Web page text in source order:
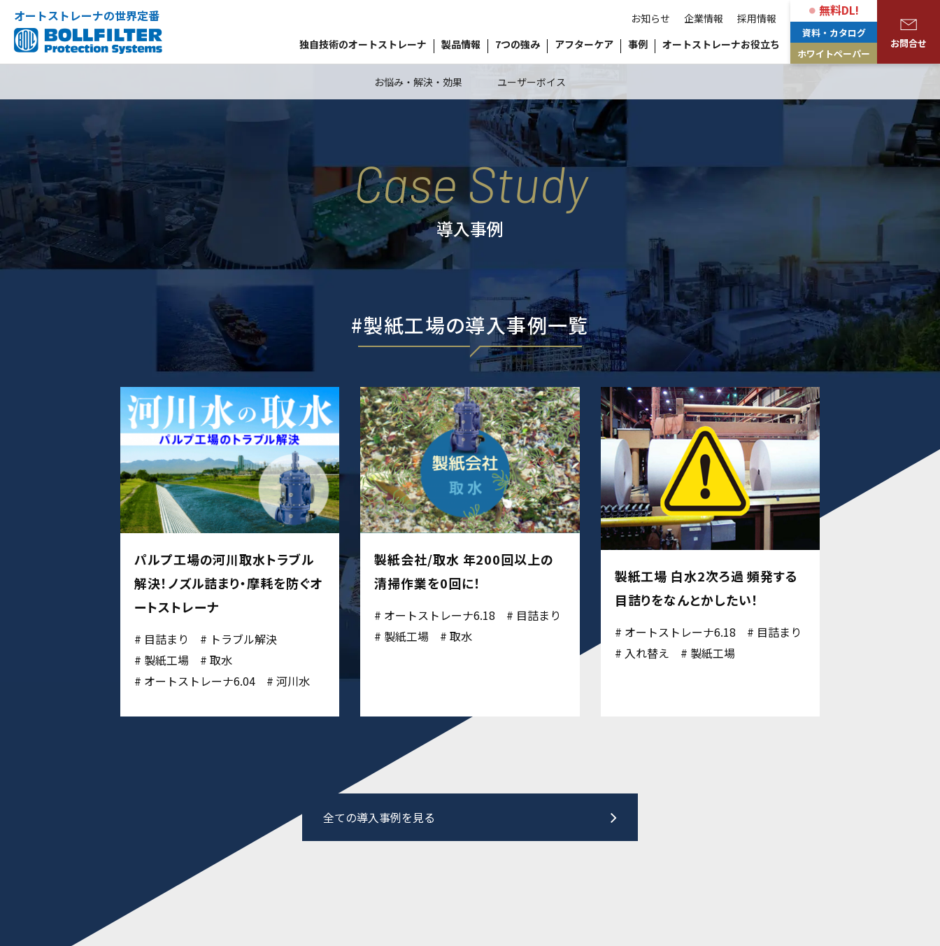
オートストレーナの世界定番 お知らせ 企業情報
採用情報
独自技術のオートストレーナ
製品情報 7つの強み アフターケア 事例 オートストレーナお役立ち
無料DL!
資料・カタログ
ホワイトペーパー
お問合せ
お悩み・解決・効果 ユーザーボイス
Case Study
導入事例
製紙工場の導入事例一覧
パルプ工場の河川取水トラブル
解決！ノズル詰まり・摩耗を防ぐオ
ートストレーナ
目詰まり
トラブル解決
製紙工場
取水
オートストレーナ6.04
河川水
製紙会社/取水 年200回以上の
清掃作業を0回に！
オートストレーナ6.18
目詰まり
製紙工場
取水
製紙工場 白水2次ろ過 頻発する
目詰りをなんとかしたい！
オートストレーナ6.18
目詰まり
入れ替え
製紙工場
全ての導入事例を見る